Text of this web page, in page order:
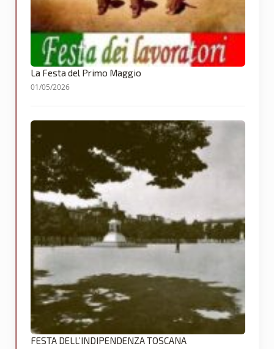
La Festa del Primo Maggio
01/05/2026
FESTA DELL’INDIPENDENZA TOSCANA